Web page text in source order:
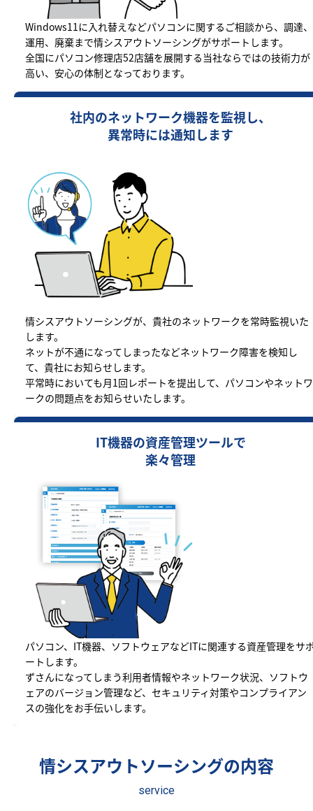
Windows11に入れ替えなどパソコンに関するご相談から、調達、
運用、廃棄まで情シスアウトソーシングがサポートします。
全国にパソコン修理店52店舗を展開する当社ならではの技術力が
高い、安心の体制となっております。
社内のネットワーク機器を監視し、
異常時には通知します
情シスアウトソーシングが、貴社のネットワークを常時監視いた
します。
ネットが不通になってしまったなどネットワーク障害を検知し
て、貴社にお知らせします。
平常時においても月1回レポートを提出して、パソコンやネットワ
ークの問題点をお知らせいたします。
IT機器の資産管理ツールで
楽々管理
パソコン、IT機器、ソフトウェアなどITに関連する資産管理をサ
ートします。
ずさんになってしまう利用者情報やネットワーク状況、ソフトウ
ェアのバージョン管理など、セキュリティ対策やコンプライアン
スの強化をお手伝いします。
情シスアウトソーシングの内容
service